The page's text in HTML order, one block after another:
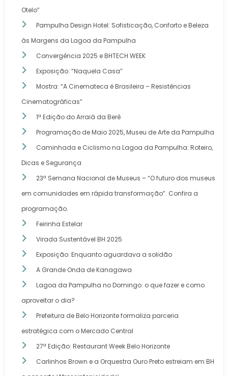
Otelo”
Pampulha Design Hotel: Sofisticação, Conforto e Beleza
às Margens da Lagoa da Pampulha
Convergência 2025 e BHTECH WEEK
Exposição: “Naquela Casa”
Mostra: “A Cinemateca é Brasileira – Resistências
Cinematográficas”
1ª Edição do Arraiá da Berê
Programação de Maio 2025, Museu de Arte da Pampulha
Caminhada e Ciclismo na Lagoa da Pampulha: Roteiro,
Dicas e Segurança
23ª Semana Nacional de Museus – “O futuro dos museus
em comunidades em rápida transformação”. Confira a
programação.
Feirinha Estelar
Virada Sustentável BH 2025
Exposição: Enquanto aguardava a solidão
A Grande Onda de Kanagawa
Lagoa da Pampulha no Domingo: o que fazer e como
aproveitar o dia?
Prefeitura de Belo Horizonte formaliza parceria
estratégica com o Mercado Central
27ª Edição: Restaurant Week Belo Horizonte
Carlinhos Brown e a Orquestra Ouro Preto estreiam em BH